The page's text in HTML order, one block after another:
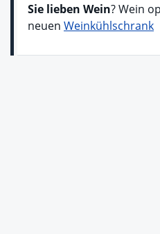
Sie lieben Wein? Wein
neuen Weinkühlschrank